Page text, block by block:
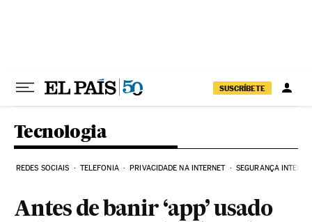
SUSCRÍBETE
Tecnologia
REDES SOCIAIS TELEFONIA PRIVACIDADE NA INTERNET SEGURANÇA
Antes de banir ‘app’ usado